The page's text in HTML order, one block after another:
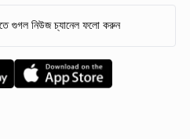
গুগল নিউজ চ্যানেল ফলো করুন